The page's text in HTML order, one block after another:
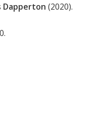
Dapperton (2020).